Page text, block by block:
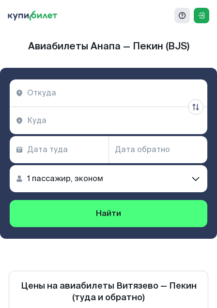
Авиабилеты Анапа — Пекин (BJS)
Найти
Цены на авиабилеты Витязево— Пекин
(туда и обратно)